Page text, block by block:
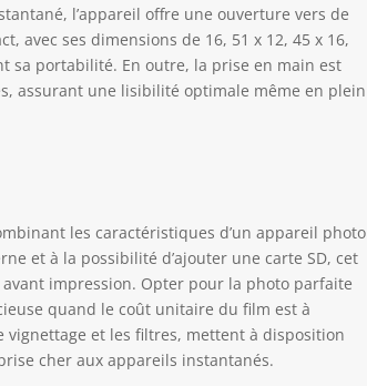
l’appareil offre une ouverture vers de
avec ses dimensions de 16, 51 x 12, 45 x 16,
sa portabilité. En outre, la prise en main est
assurant une lisibilité optimale même en plein
les caractéristiques d’un appareil photo
et à la possibilité d’ajouter une carte SD, cet
impression. Opter pour la photo parfaite
quand le coût unitaire du film est à
vignettage et les filtres, mettent à disposition
cher aux appareils instantanés.